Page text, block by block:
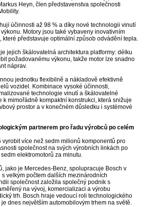
Heyn, člen představenstva společnosti
účinnosti až 98 % a díky nové technologii vinutí
Motory jsou také vybaveny inovativním
které představuje optimální způsob odvádění tepla.
jejich škálovatelná architektura platformy: délku
požadovanému výkonu, takže motor lze snadno
náprav.
jednotku flexibilně a nákladově efektivně
vozidel. Kombinace vysoké účinnosti,
technologie vinutí a škálovatelné
k mimořádně kompaktní konstrukci, která snižuje
prostor a v konečném důsledku i systémové
partnerem pro řadu výrobců po celém
vyrobit více než sedm milionů komponentů pro
společnost na svých výrobních linkách po
elektromotorů za minutu.
jako je Mercedes-Benz, spolupracuje Bosch v
velkým počtem dalších mezinárodních
společnost založila společný podnik s
na vývoj, komercializaci a výrobu
trh. Bosch hraje vedoucí roli technologického
dnes největším automobilovým trhem na světě.